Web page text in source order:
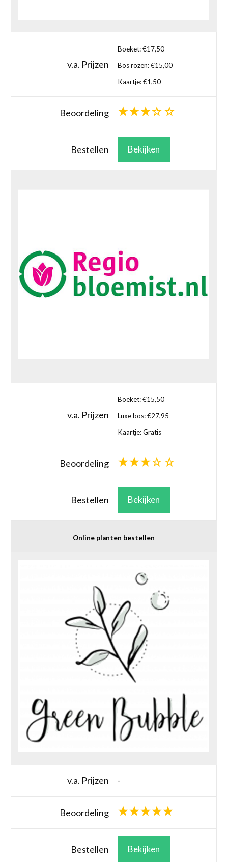
v.a. Prijzen
Boeket: €17,50
Bos rozen: €15,00
Kaartje: €1,50
Beoordeling
Bestellen Bekijken
v.a. Prijzen
Boeket: €15,50
Luxe bos: €27,95
Kaartje: Gratis
Beoordeling
Bestellen Bekijken
Online planten bestellen
v.a. Prijzen -
Beoordeling
Bestellen Bekijken